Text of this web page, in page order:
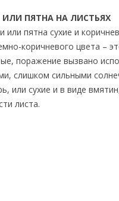
ИЛИ ПЯТНА НА ЛИСТЬЯХ
или пятна сухие и
коричневого цвета –
поражение вызвано
слишком сильными
или сухие и в виде
листа.